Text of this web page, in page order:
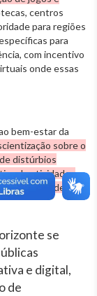
centros
para regiões
para
com incentivo
onde essas
bem-estar da
sobre o
distúrbios
de atividades
discursos de ódio
se
e digital,
de